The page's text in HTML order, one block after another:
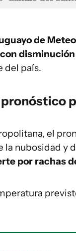
de
del país.
pronóstico
el
la nubosidad y
por rachas